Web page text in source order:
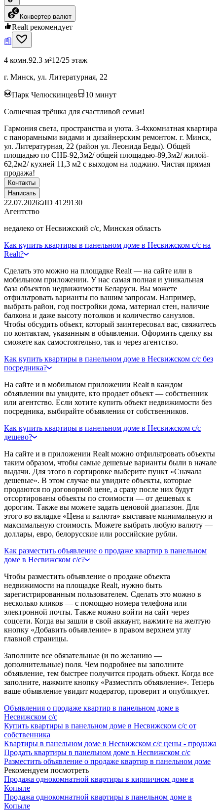
Конвертер валют
Realt рекомендует
4 комн.92.3 м²12/25 этаж
г. Минск, ул. Литературная, 22
Парк Челюскинцев 10 минут
Солнечная трёшка для счастливой семьи!
Гармония света, пространства и уюта. 3-4хкомнатная квартира
с панорамными видами и дизайнерским ремонтом. г. Минск,
ул. Литературная, 22 (район ул. Леонида Беды). Общей
площадью по СНБ-92,3м2/ общей площадью-89,3м2/ жилой-
62,2м2/ кухней 11,3 м2 с выходом на лоджию. Чистая прямая
продажа!
Контакты
Написать
22.07.2026 ID 4129130
Агентство
недалеко от Несвижский с/с, Минская область
Как купить квартиры в панельном доме в Несвижском с/с на
Realt?
Сделать это можно на площадке Realt — на сайте или в
мобильном приложении. У нас самая полная и уникальная
база объектов недвижимости Беларуси. Вы можете
отфильтровать варианты по вашим запросам. Например,
выбрать район, год постройки дома, материал стен, наличие
балкона и даже высоту потолков и количество санузлов.
Чтобы обсудить объект, который заинтересовал вас, свяжитесь
по контактам, указанным в объявлении. Оформить сделку вы
сможете как самостоятельно, так и через агентство.
Как купить квартиры в панельном доме в Несвижском с/с без
посредника?
На сайте и в мобильном приложении Realt в каждом
объявлении вы увидите, кто продает объект — собственник
или агентство. Если хотите купить объект недвижимости без
посредника, выбирайте объявления от собственников.
Как купить квартиры в панельном доме в Несвижском с/с
дешево?
На сайте и в приложении Realt можно отфильтровать объекты
таким образом, чтобы самые дешевые варианты были в начале
выдачи. Для этого в сортировке выберите пункт «Сначала
дешевые». В этом случае вы увидите объекты, которые
продаются по договорной цене, а сразу после них будут
отсортированы объекты по стоимости — от дешевых к
дорогим. Также вы можете задать ценовой диапазон. Для
этого во вкладке «Цена и валюта» выставьте минимальную и
максимальную стоимость. Можете выбрать любую валюту —
доллары, евро, белорусские или российские рубли.
Как разместить объявление о продаже квартир в панельном
доме в Несвижском с/с?
Чтобы разместить объявление о продаже объекта
недвижимости на площадке Realt, нужно быть
зарегистрированным пользователем. Сделать это можно в
несколько кликов — с помощью номера телефона или
электронной почты. Также можно войти на сайт через
соцсети. Когда вы зашли в свой аккаунт, нажмите на желтую
кнопку «Добавить объявление» в правом верхнем углу
главной страницы.
Заполните все обязательные (и по желанию —
дополнительные) поля. Чем подробнее вы заполните
объявление, тем быстрее получится продать объект. Когда все
заполните, нажмите кнопку «Разместить объявление». Теперь
ваше объявление увидит модератор, проверит и опубликует.
Объявления о продаже квартир в панельном доме в
Несвижском с/с
Купить квартиры в панельном доме в Несвижском с/с от
собственника
Квартиры в панельном доме в Несвижском с/с цены - продажа
Продать квартиры в панельном доме в Несвижском с/с
Разместить объявление о продаже квартир в панельном доме
Рекомендуем посмотреть
Продажа однокомнатной квартиры в кирпичном доме в
Копыле
Продажа однокомнатной квартиры в панельном доме в
Копыле